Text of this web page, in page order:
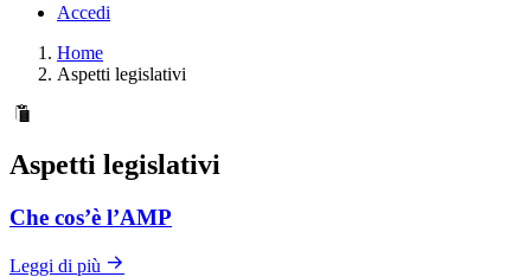
Accedi
Home
Aspetti legislativi
Aspetti legislativi
Che cos’è l’AMP
Leggi di più